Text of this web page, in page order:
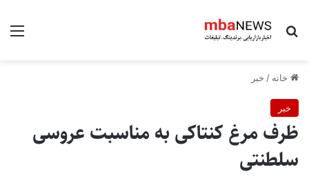
جستجو برای
خانه / خبر
خبر
ظرف مرغ کنتاکی به مناسبت عروسی
سلطنتی